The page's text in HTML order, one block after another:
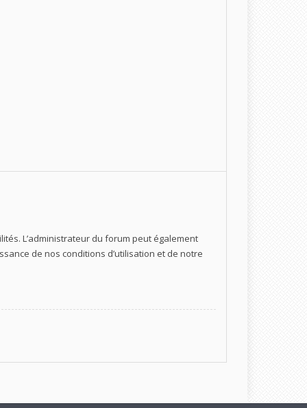
L’administrateur du forum peut également
de nos conditions d’utilisation et de notre